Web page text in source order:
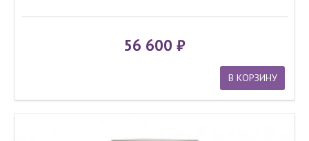
56 600
В КОРЗИНУ